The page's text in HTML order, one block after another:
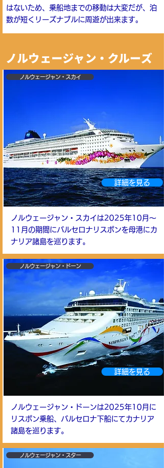
はないため、乗船地までの移動は大変だが、泊
数が短くリーズナブルに周遊が出来ます。
ノルウェージャン・クルーズ
ノルウェージャン・スカイ
詳細を見る
ノルウェージャン・スカイは2025年10月～
11月の期間にバルセロナリスボンを母港にカ
ナリア諸島を巡ります。
ノルウェージャン・ドーン
詳細を見る
ノルウェージャン・ドーンは2025年10月に
リスボン乗船、バルセロナ下船にてカナリア
諸島を巡ります。
ノルウェージャン・スター